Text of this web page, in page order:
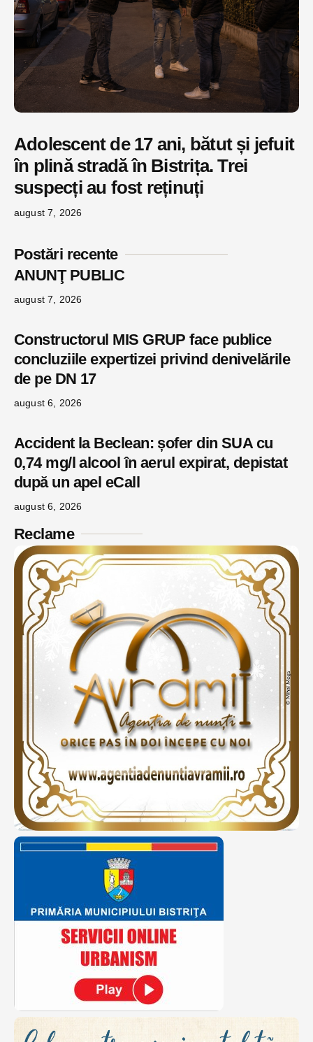
Adolescent de 17 ani, bătut și jefuit
în plină stradă în Bistrița. Trei
suspecți au fost reținuți
august 7, 2026
Postări recente
ANUNŢ PUBLIC
august 7, 2026
Constructorul MIS GRUP face publice
concluziile expertizei privind denivelările
de pe DN 17
august 6, 2026
Accident la Beclean: șofer din SUA cu
0,74 mg/l alcool în aerul expirat, depistat
după un apel eCall
august 6, 2026
Reclame